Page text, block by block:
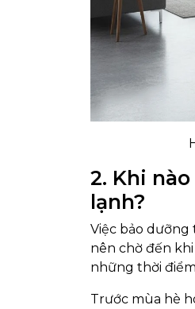
2. Khi
lạnh?
Việc bảo
nên chờ đến
những thời
Trước mùa hè